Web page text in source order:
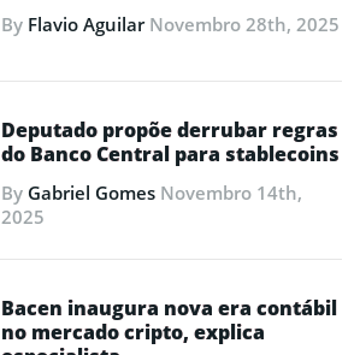
By Flavio Aguilar Novembro 28th, 2025
Deputado propõe derrubar regras
do Banco Central para stablecoins
By Gabriel Gomes Novembro 14th,
2025
Bacen inaugura nova era contábil
no mercado cripto, explica